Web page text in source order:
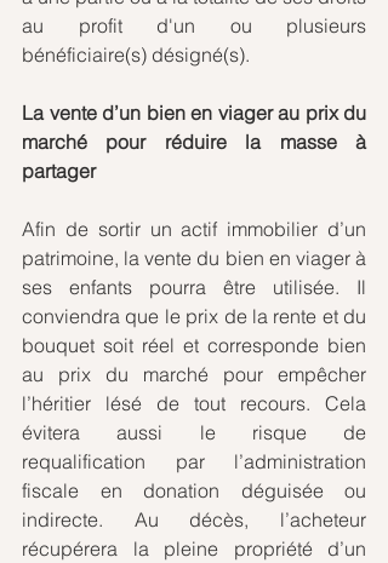
au profit d'un ou plusieurs
bénéficiaire(s) désigné(s).
La vente d’un bien en viager au prix du
marché pour réduire la masse à
partager
Afin de sortir un actif immobilier d’un
patrimoine, la vente du bien en viager à
ses enfants pourra être utilisée. Il
conviendra que le prix de la rente et du
bouquet soit réel et corresponde bien
au prix du marché pour empêcher
l’héritier lésé de tout recours. Cela
évitera aussi le risque de
requalification par l’administration
fiscale en donation déguisée ou
indirecte. Au décès, l’acheteur
récupérera la pleine propriété d’un